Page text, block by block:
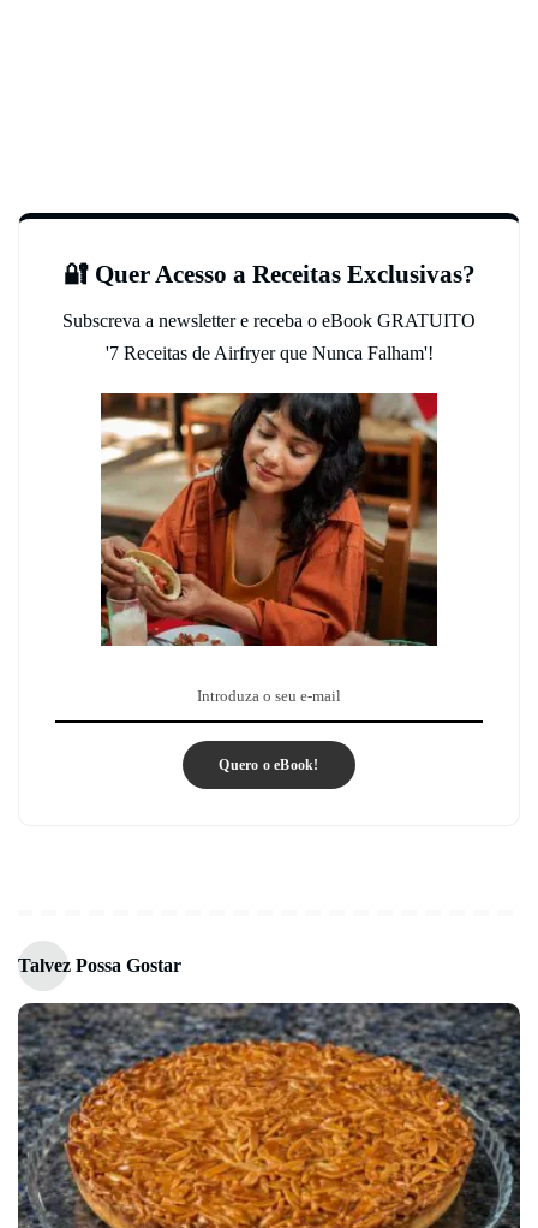
🔐 Quer Acesso a Receitas Exclusivas?
Subscreva a newsletter e receba o eBook GRATUITO
'7 Receitas de Airfryer que Nunca Falham'!
Quero o eBook!
Talvez Possa Gostar